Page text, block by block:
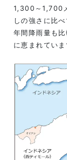
1,300～1,700
しの強さに比
年間降雨量も
に恵まれていま